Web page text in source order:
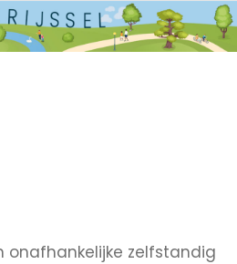
onafhankelijke zelfstandig